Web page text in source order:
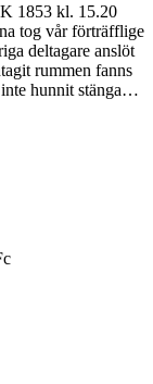
1853 kl. 15.20
tog vår förträfflige
deltagare anslöt
rummen fanns
inte hunnit stänga…